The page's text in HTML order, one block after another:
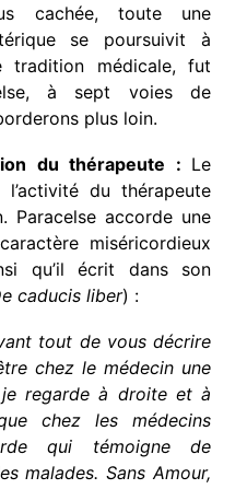
cachée, toute une
se poursuivit à
tradition médicale, fut
à sept voies de
plus loin.
du thérapeute : Le
du thérapeute
Paracelse accorde une
miséricordieux
qu’il écrit dans son
caducis liber) :
tout de vous décrire
chez le médecin une
regarde à droite et à
chez les médecins
qui témoigne de
malades. Sans Amour,